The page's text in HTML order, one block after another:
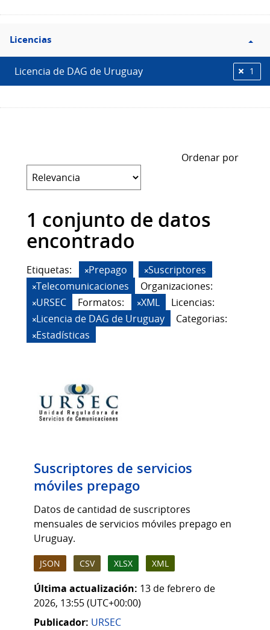
Filtro
Licencias
Licencias
Licencia de DAG de Uruguay 1
Ordenar por
1 conjunto de datos
encontrado
Etiquetas: Prepago
Suscriptores
Telecomunicaciones
Organizaciones:
URSEC
Formatos: XML
Licencias:
Licencia de DAG de Uruguay
Categorias:
Estadísticas
Suscriptores de servicios
móviles prepago
Datos de cantidad de suscriptores
mensuales de servicios móviles prepago en
Uruguay.
JSON CSV XLSX XML
Última actualización: 13 de febrero de
2026, 13:55 (UTC+00:00)
Publicador: URSEC